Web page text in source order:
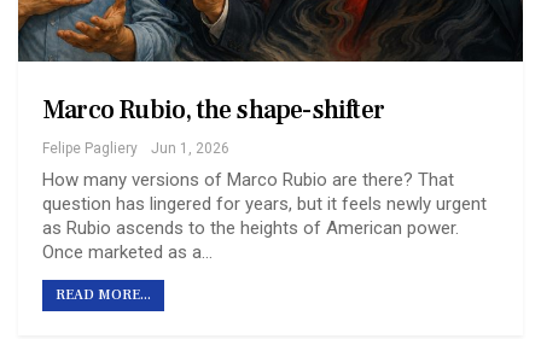
Marco Rubio, the shape-shifter
Felipe Pagliery Jun 1, 2026
How many versions of Marco Rubio are there? That
question has lingered for years, but it feels newly urgent
as Rubio ascends to the heights of American power.
Once marketed as a…
READ MORE...